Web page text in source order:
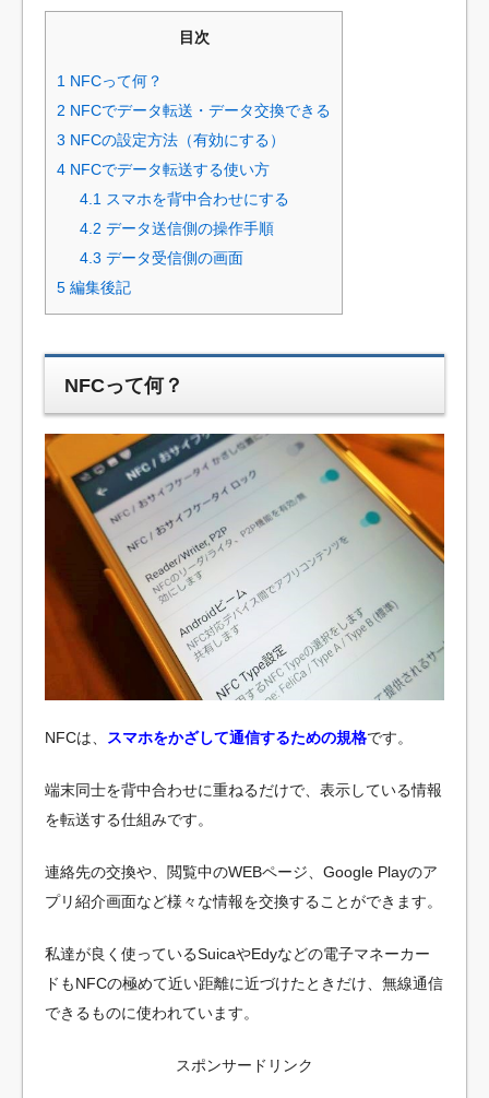
目次
1 NFCって何？
2 NFCでデータ転送・データ交換できる
3 NFCの設定方法（有効にする）
4 NFCでデータ転送する使い方
4.1 スマホを背中合わせにする
4.2 データ送信側の操作手順
4.3 データ受信側の画面
5 編集後記
NFCって何？
NFCは、 スマホをかざして通信するための規格です。
端末同士を背中合わせに重ねるだけで、表示している情報
を転送する仕組みです。
連絡先の交換や、閲覧中のWEBページ、Google Playのア
プリ紹介画面など様々な情報を交換することができます。
私達が良く使っているSuicaやEdyなどの電子マネーカー
ドもNFCの極めて近い距離に近づけたときだけ、無線通信
できるものに使われています。
スポンサードリンク